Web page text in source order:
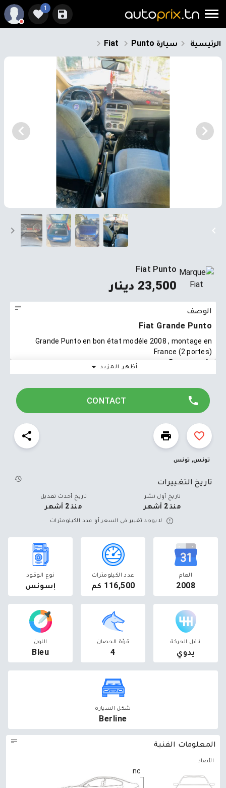
1
الرئيسية سيارة Fiat Punto
Fiat Punto
23,500 دينار
الوصف
Fiat Grande Punto
Grande Punto en bon état modéle 2008 , montage en
France (2 portes)
Pneus neufs
Vitres électriques
Vidange récente
Vignette + Visite technique
أظهر المزيد
CONTACT
تونس, تونس
تاريخ التغييرات
تاريخ أول نشر
منذ 2 أشهر
تاريخ أحدث تعديل
منذ 2 أشهر
لا يوجد تغيير في السعر أو عدد الكيلومترات
العام
2008
عدد الكيلومترات
116,500 كم
نوع الوقود
إسونس
ناقل الحركة
يدوي
قوّة الحصان
4
اللون
Bleu
شكل السيارة
Berline
المعلومات الفنية
الأبعاد
nc